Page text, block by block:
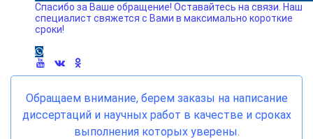
Спасибо за Ваше обращение! Оставайтесь на связи. Наш
специалист свяжется с Вами в максимально короткие
сроки!
Обращаем внимание, берем заказы на написание
диссертаций и научных работ в качестве и сроках
выполнения которых уверены.